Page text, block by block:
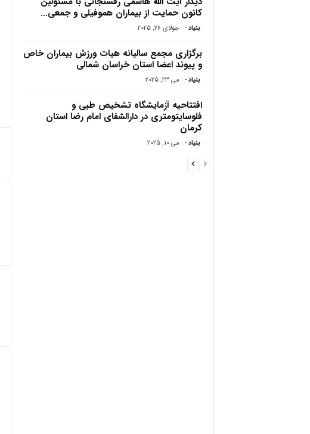
کانون حمایت از بیماران هموفیلى و جمعى...
بنیاد - جولای 26, 2025
برگزاری مجمع سالیانه هیات ورزش بیماران خاص
و پیوند اعضا استان خراسان شمالی
بنیاد - می 23, 2025
افتتاحیه آزمایشگاه تشخیص طبی و
فلوسایتومتری در دارالشفای امام رضا استان
کرمان
بنیاد - می 10, 2025